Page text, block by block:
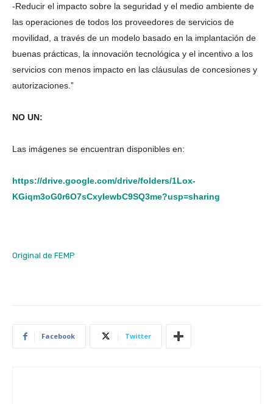
-Reducir el impacto sobre la seguridad y el medio ambiente de
las operaciones de todos los proveedores de servicios de
movilidad, a través de un modelo basado en la implantación de
buenas prácticas, la innovación tecnológica y el incentivo a los
servicios con menos impacto en las cláusulas de concesiones y
autorizaciones.”
NO UN:
Las imágenes se encuentran disponibles en:
https://drive.google.com/drive/folders/1Lox-
KGiqm3oG0r6O7sCxyIewbC9SQ3me?usp=sharing
Original de FEMP
Facebook Twitter